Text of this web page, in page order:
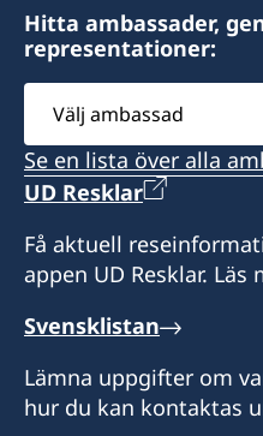
torsdagar från 9:00 till
ansökan om
Hitta ambassader,
representationer:
Välj
ambassad
Se en lista över alla
UD Resklar
Få aktuell
appen UD Resklar.
Svensklistan
Lämna uppgifter om
hur du kan kontaktas